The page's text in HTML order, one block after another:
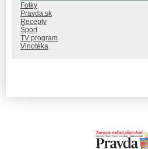
Fotky
Pravda.sk
Recepty
Šport
TV program
Vinotéka